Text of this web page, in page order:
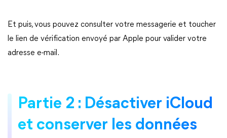
Et puis, vous pouvez consulter votre messagerie et toucher
le lien de vérification envoyé par Apple pour valider votre
adresse e-mail.
Partie 2 : Désactiver iCloud
et conserver les données